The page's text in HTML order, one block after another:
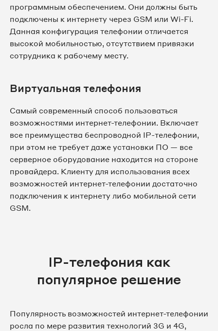
программным обеспечением. Они должны быть
подключены к интернету через GSM или Wi-Fi.
Данная конфигурация телефонии отличается
высокой мобильностью, отсутствием привязки
сотрудника к рабочему месту.
Виртуальная телефония
Самый современный способ пользоваться
возможностями интернет-телефонии. Включает
все преимущества беспроводной IP-телефонии,
при этом не требует даже установки ПО — все
серверное оборудование находится на стороне
провайдера. Клиенту для использования всех
возможностей интернет-телефонии достаточно
подключения к интернету либо мобильной сети
GSM.
IP-телефония как
популярное решение
Популярность возможностей интернет-телефонии
росла по мере развития технологий 3G и 4G,